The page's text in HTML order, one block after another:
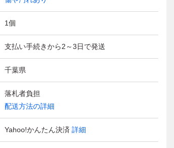
1個
支払い手続きから2～3日で発送
千葉県
落札者負担
配送方法の詳細
Yahoo!かんたん決済 詳細